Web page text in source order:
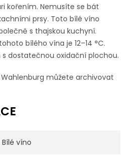
kořením. Nemusíte se bát
prsy. Toto bílé víno
s thajskou kuchyní.
bílého vína je 12–14 °C.
s dostatečnou oxidační plochou.
můžete archivovat
Bílé víno